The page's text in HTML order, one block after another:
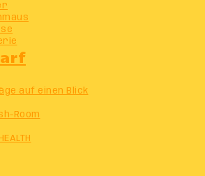
auf einen Blick
Room